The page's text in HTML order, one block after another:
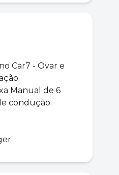
Car7 - Ovar e
Manual de 6
condução.